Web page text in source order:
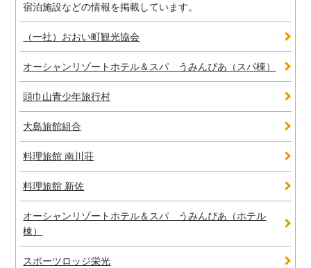
宿泊施設などの情報を掲載しています。
（一社）おおい町観光協会
オーシャンリゾートホテル＆スパ うみんぴあ（スパ棟）
頭巾山青少年旅行村
大島旅館組合
料理旅館 南川荘
料理旅館 新佐
オーシャンリゾートホテル＆スパ うみんぴあ（ホテル
棟）
スポーツロッジ栄光